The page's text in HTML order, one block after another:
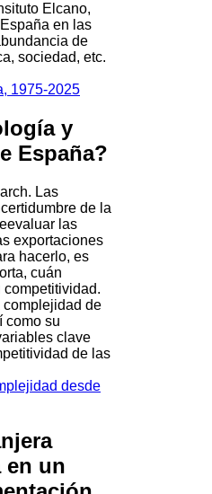
Elcano,
en las
de
sociedad, etc.
1975-2025
y
España?
Las
de la
las
exportaciones
hacerlo, es
cuán
competitividad.
complejidad de
como su
clave
de las
desde
en un